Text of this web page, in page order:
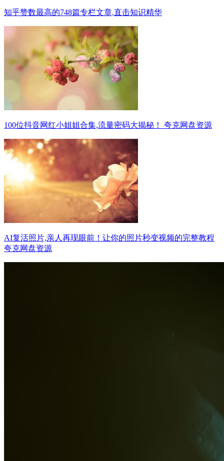
知乎赞数最高的748篇专栏文章,直击知识精华
100位抖音网红小姐姐合集,流量密码大揭秘！ 夸克网盘资源
AI复活照片,亲人再现眼前！让你的照片秒变视频的完整教程
夸克网盘资源